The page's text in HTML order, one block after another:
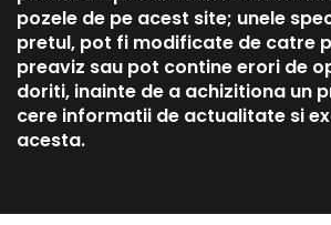
pozele de pe acest site; unele
pretul, pot fi modificate de catre
preaviz sau pot contine erori de
doriti, inainte de a achizitiona un
cere informatii de actualitate si
acesta.